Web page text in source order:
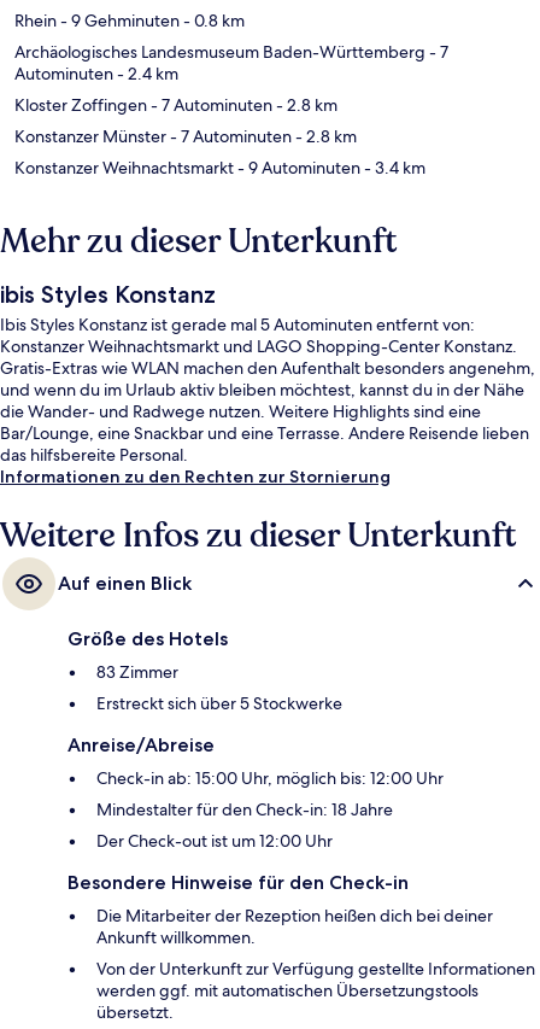
Rhein- 9 Gehminuten- 0.8 km
Archäologisches Landesmuseum Baden-Württemberg - 7
Autominuten- 2.4 km
Kloster Zoffingen- 7 Autominuten- 2.8 km
Konstanzer Münster- 7 Autominuten- 2.8 km
Konstanzer Weihnachtsmarkt- 9 Autominuten- 3.4 km
Mehr zu dieser Unterkunft
ibis Styles Konstanz
Ibis Styles Konstanz ist gerade mal 5 Autominuten entfernt von:
Konstanzer Weihnachtsmarkt und LAGO Shopping-Center Konstanz.
Gratis-Extras wie WLAN machen den Aufenthalt besonders angenehm,
und wenn du im Urlaub aktiv bleiben möchtest, kannst du in der Nähe
die Wander- und Radwege nutzen. Weitere Highlights sind eine
Bar/Lounge, eine Snackbar und eine Terrasse. Andere Reisende lieben
das hilfsbereite Personal.
Informationen zu den Rechten zur Stornierung
Weitere Infos zu dieser Unterkunft
Auf einen Blick
Größe des Hotels
83 Zimmer
Erstreckt sich über 5 Stockwerke
Anreise/Abreise
Check-in ab: 15:00 Uhr, möglich bis: 12:00 Uhr
Mindestalter für den Check-in: 18 Jahre
Der Check-out ist um 12:00 Uhr
Besondere Hinweise für den Check-in
Die Mitarbeiter der Rezeption heißen dich bei deiner
Ankunft willkommen.
Von der Unterkunft zur Verfügung gestellte Informationen
werden ggf. mit automatischen Übersetzungstools
übersetzt.